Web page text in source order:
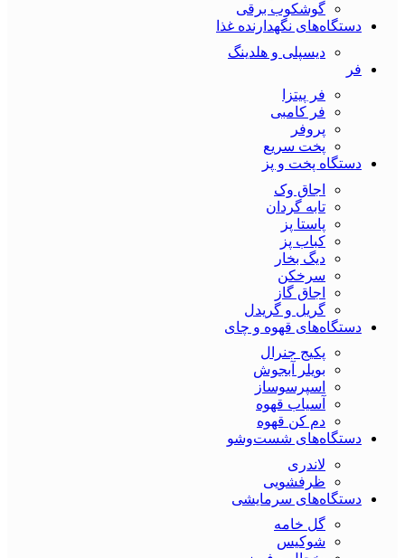
گوشکوب برقی
دستگاه‌های نگهدارنده غذا
دیسپلی و هلدینگ
فر
فر پیتزا
فر کامبی
پروفر
پخت سریع
دستگاه‌ پخت و پز
اجاق وک
تابه گردان
پاستا پز
کباب پز
دیگ بخار
سرخکن
اجاق گاز
گریل و گریدل
دستگاه‌های قهوه و چای
پکیج جنرال
بویلر آبجوش
اسپرسوساز
آسیاب قهوه
دم کن قهوه
دستگاه‌های شست‌و‌شو
لاندری
ظرفشویی
دستگاه‌های سرمایشی
گل خامه
شوکیس